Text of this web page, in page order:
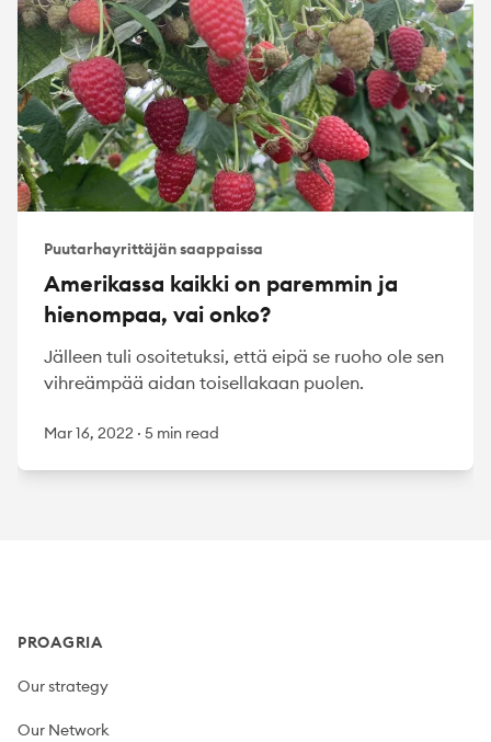
Puutarhayrittäjän saappaissa
Amerikassa kaikki on paremmin ja
hienompaa, vai onko?
Jälleen tuli osoitetuksi, että eipä se ruoho ole sen
vihreämpää aidan toisellakaan puolen.
Mar 16, 2022 · 5 min read
PROAGRIA
Our strategy
Our Network